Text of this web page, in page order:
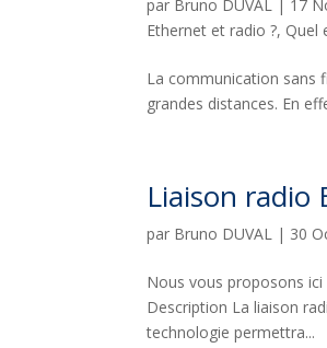
par Bruno DUVAL | 17
Ethernet et radio ?, Quel
La communication sans
grandes distances. En
Liaison radio
par Bruno DUVAL | 30
Nous vous proposons
Description La liaison
technologie permettra...